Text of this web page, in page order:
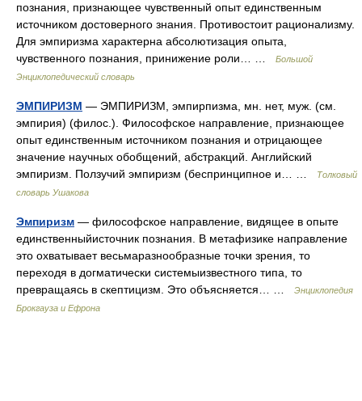
познания, признающее чувственный опыт единственным
источником достоверного знания. Противостоит рационализму.
Для эмпиризма характерна абсолютизация опыта,
чувственного познания, принижение роли… …
Большой
Энциклопедический словарь
ЭМПИРИЗМ — ЭМПИРИЗМ, эмпирпизма, мн. нет, муж. (см.
эмпирия) (филос.). Философское направление, признающее
опыт единственным источником познания и отрицающее
значение научных обобщений, абстракций. Английский
эмпиризм. Ползучий эмпиризм (беспринципное и… …
Толковый
словарь Ушакова
Эмпиризм — философское направление, видящее в опыте
единственныйисточник познания. В метафизике направление
это охватывает весьмаразнообразные точки зрения, то
переходя в догматически системыизвестного типа, то
превращаясь в скептицизм. Это объясняется… …
Энциклопедия
Брокгауза и Ефрона